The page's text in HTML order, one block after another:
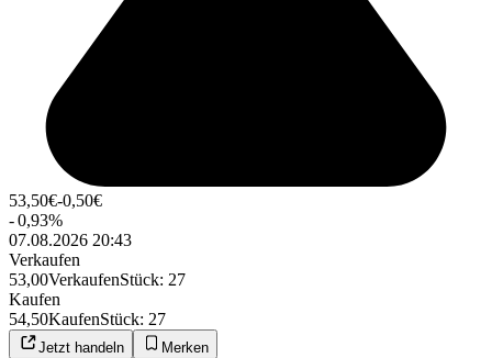
53,50€-0,50€
-0,93%
07.08.2026 20:43
Verkaufen
53,00VerkaufenStück: 27
Kaufen
54,50KaufenStück: 27
Jetzt handeln Merken